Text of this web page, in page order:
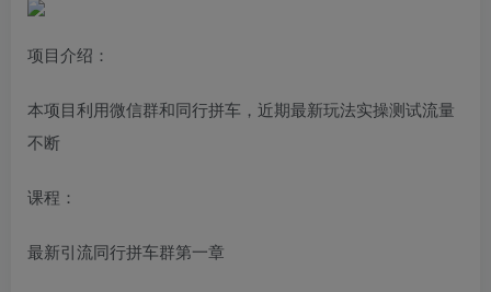
项目介绍：
本项目利用微信群和同行拼车，近期最新玩法实操测试流量
不断
课程：
最新引流同行拼车群第一章